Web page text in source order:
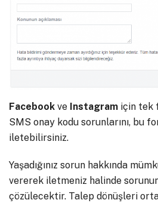
Facebook ve Instagram için tek
SMS onay kodu sorunlarını, bu
iletebilirsiniz.
Yaşadığınız sorun hakkında
vererek iletmeniz halinde
çözülecektir. Talep dönüşleri